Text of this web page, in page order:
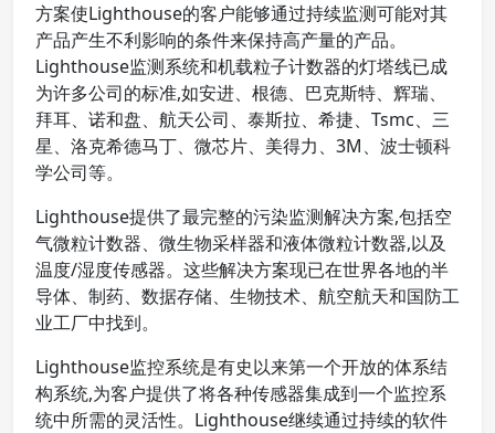
方案使Lighthouse的客户能够通过持续监测可能对其
产品产生不利影响的条件来保持高产量的产品。
Lighthouse监测系统和机载粒子计数器的灯塔线已成
为许多公司的标准,如安进、根德、巴克斯特、辉瑞、
拜耳、诺和盘、航天公司、泰斯拉、希捷、Tsmc、三
星、洛克希德马丁、微芯片、美得力、3M、波士顿科
学公司等。
Lighthouse提供了最完整的污染监测解决方案,包括空
气微粒计数器、微生物采样器和液体微粒计数器,以及
温度/湿度传感器。这些解决方案现已在世界各地的半
导体、制药、数据存储、生物技术、航空航天和国防工
业工厂中找到。
Lighthouse监控系统是有史以来第一个开放的体系结
构系统,为客户提供了将各种传感器集成到一个监控系
统中所需的灵活性。Lighthouse继续通过持续的软件